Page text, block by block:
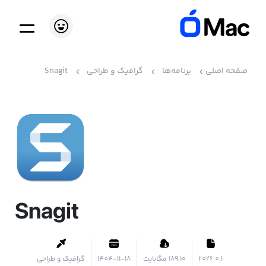
صفحه اصلی برنامه‌ها گرافیک و طراحی Snagit
Snagit
2026.0.1 ۱۸۹.۱۰ مگابایت 1404-11-18 گرافیک و طراحی